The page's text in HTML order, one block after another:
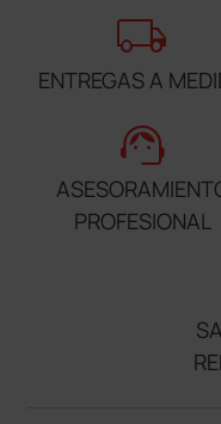
local_shipping
ENTREGAS A
support_agent
PROFESIONAL